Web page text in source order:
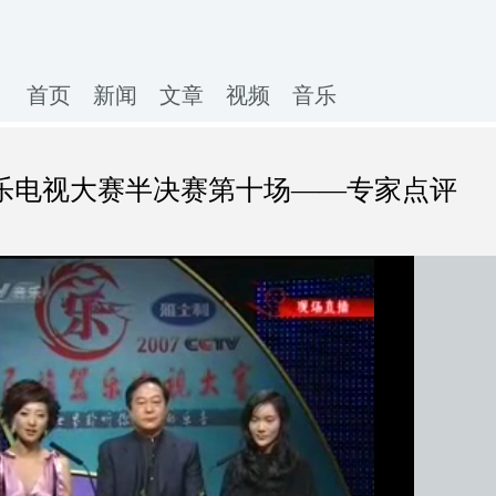
首页 新闻 文章 视频 音乐
电视大赛半决赛第十场——专家点评